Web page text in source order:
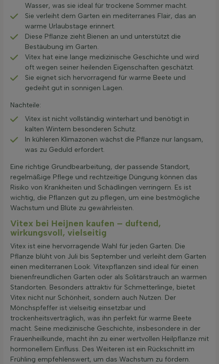
Wasser, was sie ideal für trockene Sommer macht.
Sie verleiht dem Garten ein mediterranes Flair, das an
warme Urlaubstage erinnert.
Diese Pflanze zieht Bienen an und unterstützt die
Bestäubung im Garten.
Vitex hat eine lange medizinische Geschichte und wird
oft wegen seiner heilenden Eigenschaften geschätzt.
Sie eignet sich hervorragend für warme Beete und
gedeiht gut in sonnigen Lagen.
Nachteile:
Vitex ist nicht vollständig winterhart und benötigt in
kalten Wintern besonderen Schutz.
In kühleren Klimazonen wächst die Pflanze nur langsam,
was zu Geduld erfordert.
Eine richtige Grundbearbeitung, der passende Standort,
regelmäßige Pflege und rechtzeitige Düngung können das
Risiko von Krankheiten und Schädlingen verringern. Es ist
wichtig, die Pflanzen gut zu pflegen, um eine bestmögliche
Wachstum und Blüte zu gewährleisten.
Vitex bei Heijnen kaufen – duftend,
wirkungsvoll, vielseitig
Vitex ist eine hervorragende Wahl für jeden Garten. Die
Pflanze blüht von Juli bis September und verleiht dem Garten
einen mediterranen Look. Vitexpflanzen sind ideal für einen
bienenfreundlichen Garten oder als Solitärstrauch an warmen
Standorten. Besonders attraktiv für Schmetterlinge, bietet
Vitex nicht nur Schönheit, sondern auch Nutzen. Der
Mönchspfeffer ist vielseitig einsetzbar und
trockenheitsverträglich, was ihn perfekt für warme Beete
macht. Seine medizinische Geschichte, insbesondere in der
Frauenheilkunde, macht ihn zu einer wertvollen Heilpflanze mit
hormonellem Einfluss. Des Weiteren ist ein Rückschnitt im
Frühling empfehlenswert, um das Wachstum zu fördern.